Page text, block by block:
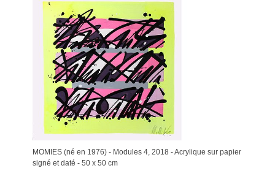
MOMIES (né en 1976) - Modules 4, 2018 - Acrylique sur papier
signé et daté - 50 x 50 cm